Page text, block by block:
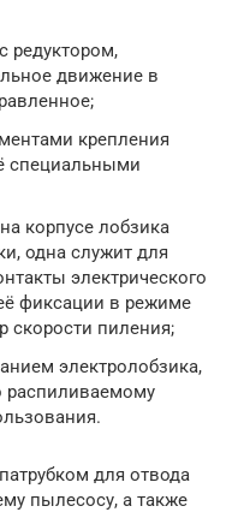
редуктором,
движение в
крепления
специальными
корпусе лобзика
одна служит для
электрического
фиксации в режиме
скорости пиления;
электролобзика,
распиливаемому
для отвода
пылесосу, а также